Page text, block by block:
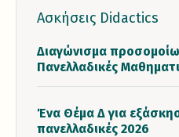
Ασκήσεις Didactics
Διαγώνισμα
Πανελλαδικές
Ένα Θέμα Δ για
πανελλαδικές 2026